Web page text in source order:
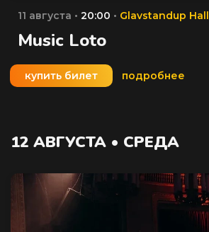
11 августа • 20:00 • Glavstandup Hall
Music Loto
купить билет подробнее
12 АВГУСТА • СРЕДА